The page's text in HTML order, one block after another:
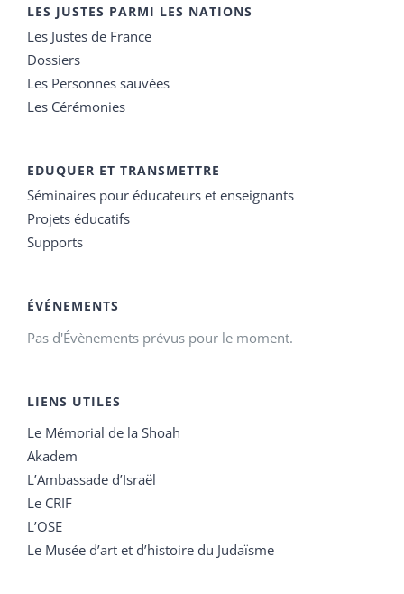
LES JUSTES PARMI LES NATIONS
Les Justes de France
Dossiers
Les Personnes sauvées
Les Cérémonies
EDUQUER ET TRANSMETTRE
Séminaires pour éducateurs et enseignants
Projets éducatifs
Supports
ÉVÉNEMENTS
Pas d'Évènements prévus pour le moment.
LIENS UTILES
Le Mémorial de la Shoah
Akadem
L’Ambassade d’Israël
Le CRIF
L’OSE
Le Musée d’art et d’histoire du Judaïsme